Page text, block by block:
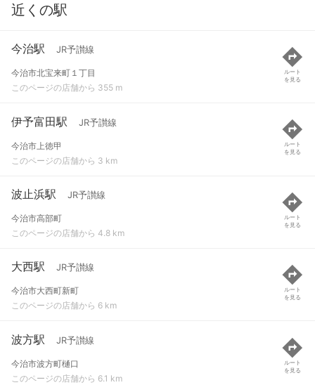
近くの駅
今治駅 JR予讃線
今治市北宝来町１丁目
このページの店舗から 355 m
ルート
を見る
伊予富田駅 JR予讃線
今治市上徳甲
このページの店舗から 3 km
ルート
を見る
波止浜駅 JR予讃線
今治市高部町
このページの店舗から 4.8 km
ルート
を見る
大西駅 JR予讃線
今治市大西町新町
このページの店舗から 6 km
ルート
を見る
波方駅 JR予讃線
今治市波方町樋口
このページの店舗から 6.1 km
ルート
を見る